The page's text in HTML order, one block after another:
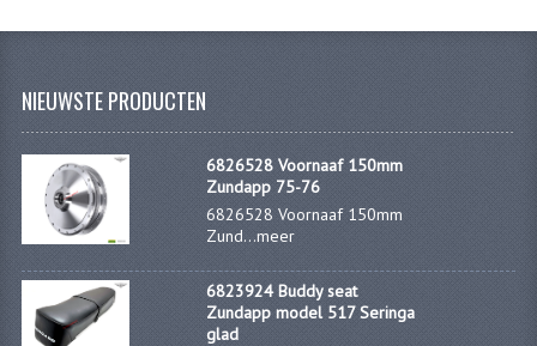
STUUR EN BEDIENING
HANDELS EN HANDVATTEN
MAGURA BLOKHANDELS
KABELS
SPIEGELS
NIEUWSTE PRODUCTEN
6826528 Voornaaf 150mm
Zundapp 75-76
6826528 Voornaaf 150mm
Zund...meer
6823924 Buddy seat
Zundapp model 517 Seringa
glad